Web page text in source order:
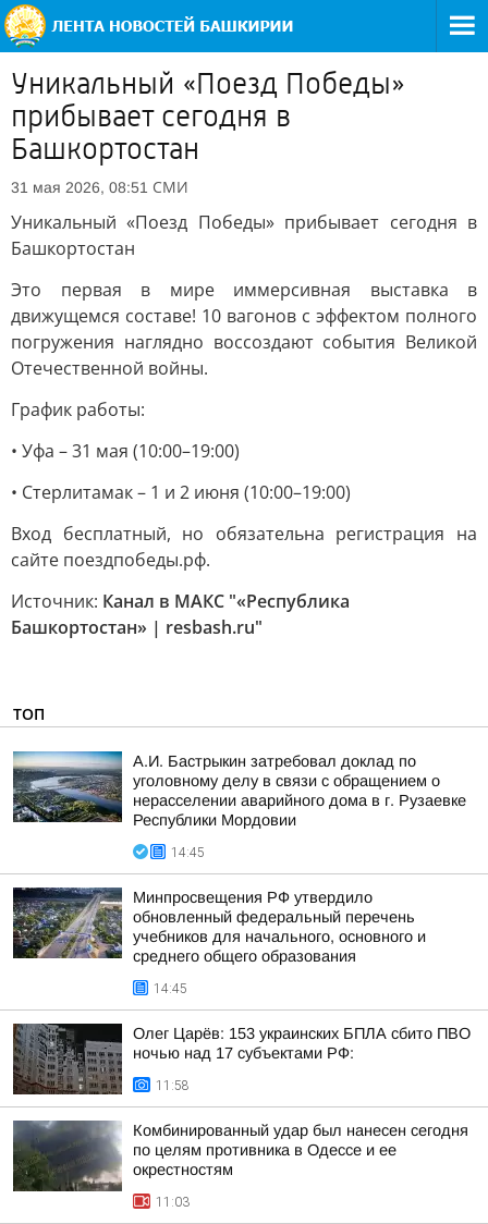
Уникальный «Поезд Победы»
прибывает сегодня в
Башкортостан
31 мая 2026, 08:51 СМИ
Уникальный «Поезд Победы» прибывает сегодня в
Башкортостан
Это первая в мире иммерсивная выставка в
движущемся составе! 10 вагонов с эффектом полного
погружения наглядно воссоздают события Великой
Отечественной войны.
График работы:
• Уфа – 31 мая (10:00–19:00)
• Стерлитамак – 1 и 2 июня (10:00–19:00)
Вход бесплатный, но обязательна регистрация на
сайте поездпобеды.рф.
Источник: Канал в МАКС "«Республика
Башкортостан» | resbash.ru"
ТОП
А.И. Бастрыкин затребовал доклад по
уголовному делу в связи с обращением о
нерасселении аварийного дома в г. Рузаевке
Республики Мордовии
14:45
Минпросвещения РФ утвердило
обновленный федеральный перечень
учебников для начального, основного и
среднего общего образования
14:45
Олег Царёв: 153 украинских БПЛА сбито ПВО
ночью над 17 субъектами РФ:
11:58
Комбинированный удар был нанесен сегодня
по целям противника в Одессе и ее
окрестностям
11:03